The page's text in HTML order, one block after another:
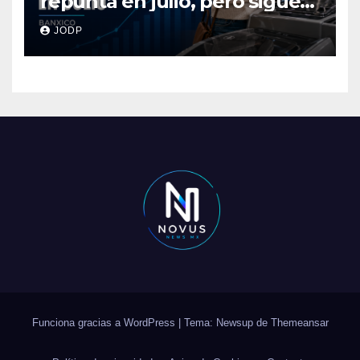
por debajo de 2025: Banxico
JODP
Funciona gracias a WordPress Tema: Newsup de Themeansar